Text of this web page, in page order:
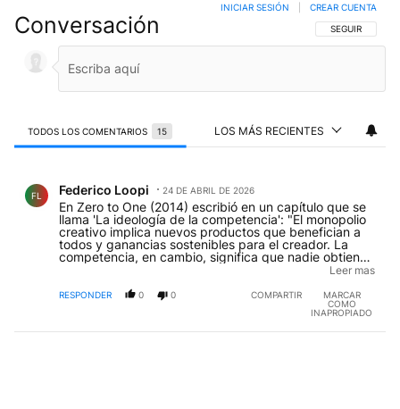
Conversación SIGA ESTA
SEGUIR
INICIAR SESIÓN CREAR CUENTA
TODOS LOS COMENTARIOS 15 LOS MÁS RECIENTES
FL Federico Loopi 24 DE ABRIL DE 2026
En Zero to One (2014) escribió en un capítulo que se
llama 'La ideología de la competencia': "El monopolio
creativo implica nuevos productos que benefician a
todos y ganancias sostenibles para el creador. La
competencia, en cambio, significa que nadie obtiene
supervivencia. Entonces, ¿por qué la gente cree que
la competencia es sana? La respuesta es que la
competencia no es solo un concepto económico ni un
simple inconveniente con el que individuos y
Leer mas
RESPONDER 0 0 COMPARTIR
MARCAR
COMO
INAPROPIADO